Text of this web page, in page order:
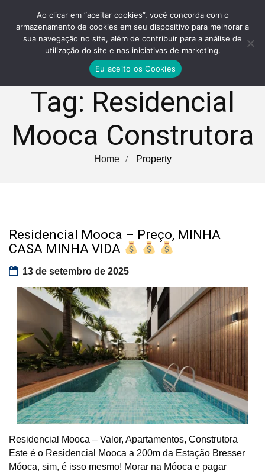
Tag: Residencial
Mooca Construtora
Home Property
Residencial Mooca – Preço, MINHA
CASA MINHA VIDA
13 de setembro de 2025
Residencial Mooca – Valor, Apartamentos, Construtora
Este é o Residencial Mooca a 200m da Estação Bresser
Móoca, sim, é isso mesmo! Morar na Móoca e pagar
Ao clicar em “aceitar cookies”, você concorda com o
armazenamento de cookies em seu dispositivo para melhorar a
sua navegação no site, além de contribuir para a análise de
utilização do site e nas iniciativas de marketing.
Eu aceito os Cookies